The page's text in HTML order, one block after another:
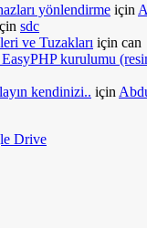
yönlendirme için
sdc
ve Tuzakları için can
kurulumu
kendinizi.. için
Drive